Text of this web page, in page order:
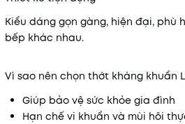
Kiểu dáng gọn gàng, hiện đại, phù
bếp khác nhau.
Vì sao nên chọn thớt kháng khuẩn
Giúp bảo vệ sức khỏe gia đình
Hạn chế vi khuẩn và mùi hôi